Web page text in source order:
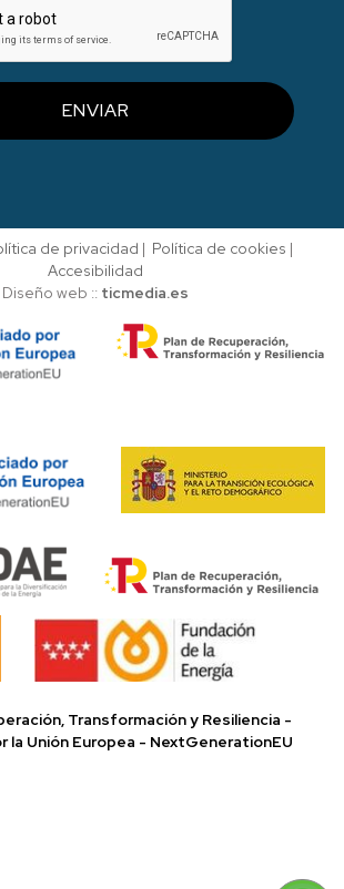
ENVIAR
de privacidad | Política de cookies |
Accesibilidad
Diseño web :: ticmedia.es
Transformación y Resiliencia -
la Unión Europea - NextGenerationEU